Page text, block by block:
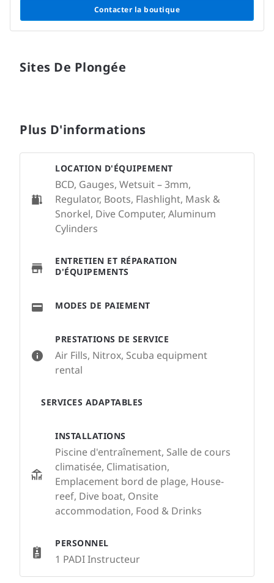
Contacter la boutique
Sites De Plongée
Plus D'informations
PRESTATIONS DE SERVICE
Air Fills, Nitrox, Scuba equipment
rental
SERVICES ADAPTABLES
INSTALLATIONS
Piscine d'entraînement, Salle de cours
climatisée, Climatisation,
Emplacement bord de plage, House-
reef, Dive boat, Onsite
accommodation, Food & Drinks
PERSONNEL
1 PADI Instructeur
LOCATION D'ÉQUIPEMENT
BCD, Gauges, Wetsuit – 3mm,
Regulator, Boots, Flashlight, Mask &
Snorkel, Dive Computer, Aluminum
Cylinders
ENTRETIEN ET RÉPARATION
D'ÉQUIPEMENTS
MODES DE PAIEMENT